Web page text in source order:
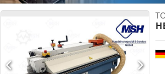
indicado no incluye el IVA. IVA/régimen de
aceptación de equipos usados disponible en